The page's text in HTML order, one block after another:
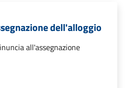
dell'alloggio
all'assegnazione